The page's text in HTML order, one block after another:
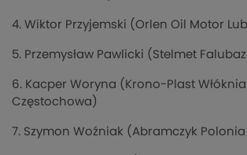
4. Wiktor Przyjemski (Orlen Oil Motor
5. Przemysław Pawlicki (Stelmet
6. Kacper Woryna (Krono-Plast
Częstochowa)
7. Szymon Woźniak (Abramczyk